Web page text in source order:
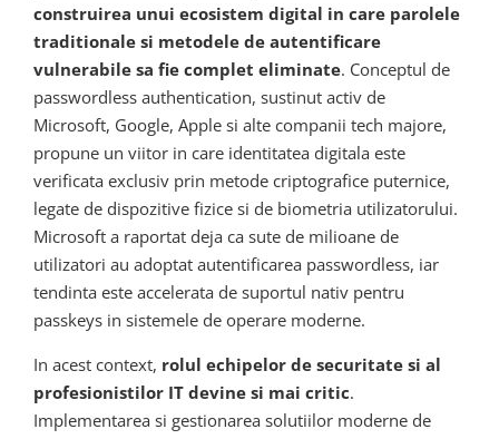
construirea unui ecosistem digital in care parolele
traditionale si metodele de autentificare
vulnerabile sa fie complet eliminate. Conceptul de
passwordless authentication, sustinut activ de
Microsoft, Google, Apple si alte companii tech majore,
propune un viitor in care identitatea digitala este
verificata exclusiv prin metode criptografice puternice,
legate de dispozitive fizice si de biometria utilizatorului.
Microsoft a raportat deja ca sute de milioane de
utilizatori au adoptat autentificarea passwordless, iar
tendinta este accelerata de suportul nativ pentru
passkeys in sistemele de operare moderne.
In acest context, rolul echipelor de securitate si al
profesionistilor IT devine si mai critic.
Implementarea si gestionarea solutiilor moderne de